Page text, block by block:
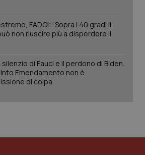
FADOI: “Sopra i 40 gradi il
non riuscire più a disperdere il
silenzio di Fauci e il perdono di Biden.
Emendamento non è
di colpa
www.quotidianosanita.it